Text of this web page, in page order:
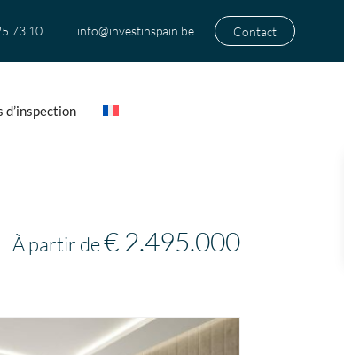
73 10 info@investinspain.be Contact
d’inspection
À partir de€ 2.495.000